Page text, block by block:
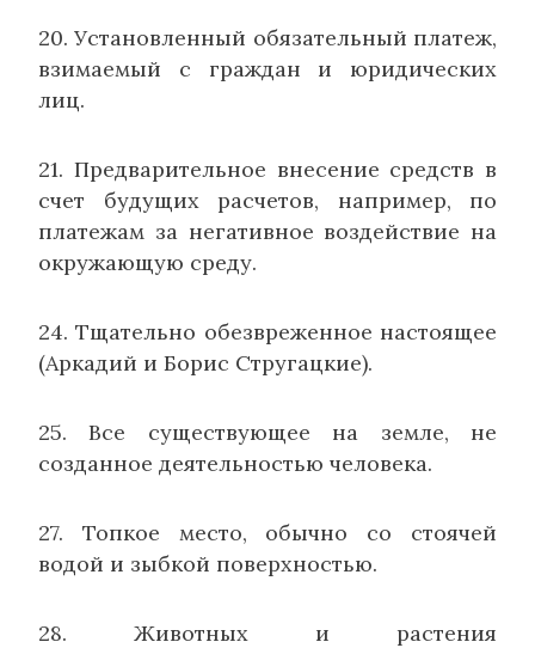
20. Установленный обязательный платеж,
взимаемый с граждан и юридических
лиц.
21. Предварительное внесение средств в
счет будущих расчетов, например, по
платежам за негативное воздействие на
окружающую среду.
24. Тщательно обезвреженное настоящее
(Аркадий и Борис Стругацкие).
25. Все существующее на земле, не
созданное деятельностью человека.
27. Топкое место, обычно со стоячей
водой и зыбкой поверхностью.
28. Животных и растения